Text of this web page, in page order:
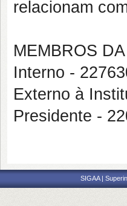
relacionam
MEMBROS
Interno -
Externo à
Presidente -
SIGAA |